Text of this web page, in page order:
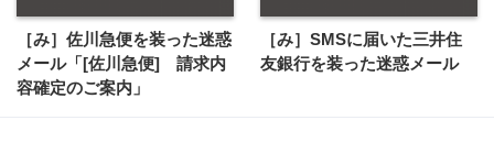
［み］佐川急便を装った迷惑
メール「[佐川急便] 請求内
容確定のご案内」
［み］SMSに届いた三井住
友銀行を装った迷惑メール